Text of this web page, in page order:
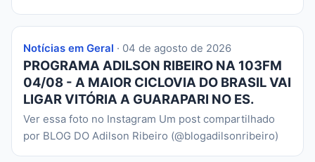
Notícias em Geral · 04 de agosto de 2026
PROGRAMA ADILSON RIBEIRO NA 103FM
04/08 - A MAIOR CICLOVIA DO BRASIL VAI
LIGAR VITÓRIA A GUARAPARI NO ES.
Ver essa foto no Instagram Um post compartilhado
por BLOG DO Adilson Ribeiro (@blogadilsonribeiro)